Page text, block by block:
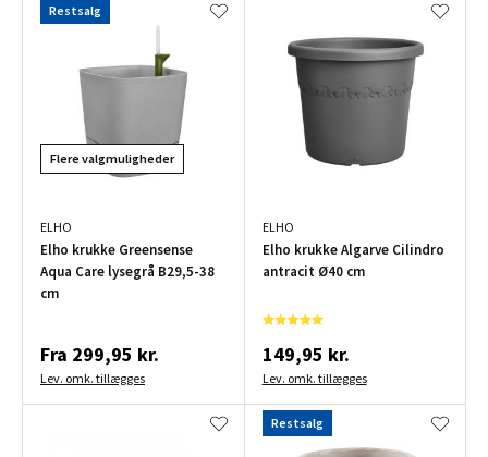
Restsalg
Flere valgmuligheder
ELHO
Elho krukke Greensense
Aqua Care lysegrå B29,5-38
cm
Fra 299,95 kr.
Lev. omk. tillægges
ELHO
Elho krukke Algarve Cilindro
antracit Ø40 cm
149,95 kr.
Lev. omk. tillægges
Restsalg